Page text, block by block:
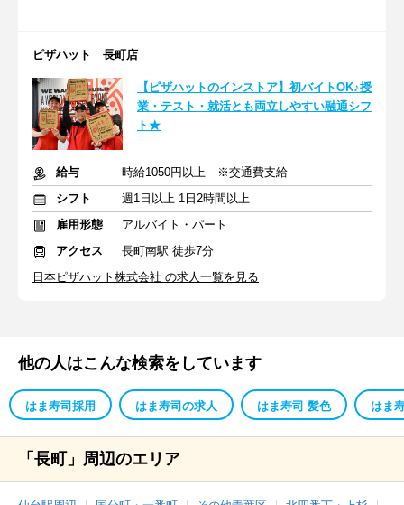
ピザハット 長町店
【ピザハットのインストア】初バイトOK♪授
業・テスト・就活とも両立しやすい融通シフ
ト★
給与
時給1050円以上 ※交通費支給
シフト
週1日以上 1日2時間以上
雇用形態
アルバイト・パート
アクセス
長町南駅 徒歩7分
日本ピザハット株式会社 の求人一覧を見る
他の人はこんな検索をしています
はま寿司採用 はま寿司の求人 はま寿司 髪色 はま
「長町」周辺のエリア